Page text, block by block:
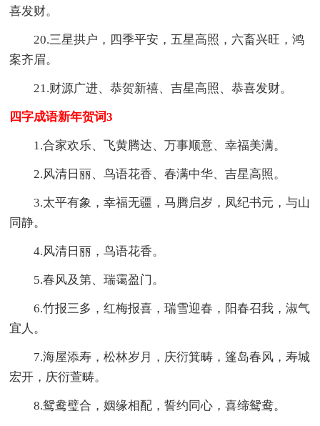
喜发财。
20.三星拱户，四季平安，五星高照，六畜兴旺，鸿
案齐眉。
21.财源广进、恭贺新禧、吉星高照、恭喜发财。
四字成语新年贺词3
1.合家欢乐、飞黄腾达、万事顺意、幸福美满。
2.风清日丽、鸟语花香、春满中华、吉星高照。
3.太平有象，幸福无疆，马腾启岁，凤纪书元，与山
同静。
4.风清日丽，鸟语花香。
5.春风及第、瑞霭盈门。
6.竹报三多，红梅报喜，瑞雪迎春，阳春召我，淑气
宜人。
7.海屋添寿，松林岁月，庆衍箕畴，篷岛春风，寿城
宏开，庆衍萱畴。
8.鸳鸯璧合，姻缘相配，誓约同心，喜缔鸳鸯。